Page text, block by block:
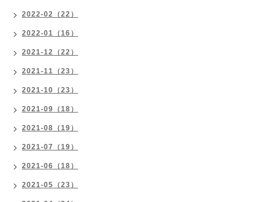
2022-02（22）
2022-01（16）
2021-12（22）
2021-11（23）
2021-10（23）
2021-09（18）
2021-08（19）
2021-07（19）
2021-06（18）
2021-05（23）